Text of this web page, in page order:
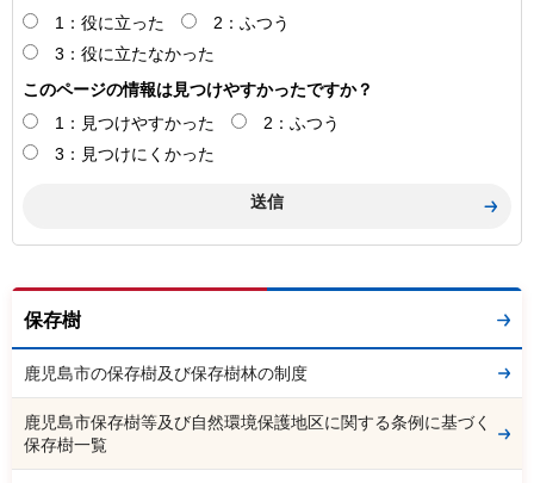
1：役に立った
2：ふつう
3：役に立たなかった
このページの情報は見つけやすかったですか？
1：見つけやすかった
2：ふつう
3：見つけにくかった
保存樹
鹿児島市の保存樹及び保存樹林の制度
鹿児島市保存樹等及び自然環境保護地区に関する条例に基づく
保存樹一覧